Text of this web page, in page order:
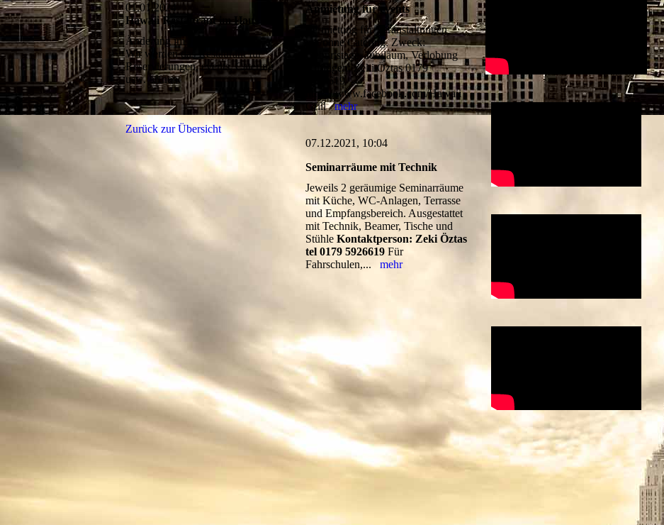
01.01.2024
Hawaii Restaurant im Haus
Änderung im Jahr 2024:
Wir werden das Restaurant für
Reservierungen, events, Catering
usw. öffnen.
Zurück zur Übersicht
Anmietung für events
Vermietung für Veranstaltungen
mit/ohne Catering. Zweck:
Geburtstage, Jubiläum, Verlobung
Anfragen: Zeki Öztas 0179
5926619
https://www.facebook.com/Hawaii
Grillmehr
07.12.2021, 10:04
Seminarräume mit Technik
Jeweils 2 geräumige Seminarräume
mit Küche, WC-Anlagen, Terrasse
und Empfangsbereich. Ausgestattet
mit Technik, Beamer, Tische und
Stühle Kontaktperson: Zeki Öztas
tel 0179 5926619Für
Fahrschulen,... mehr